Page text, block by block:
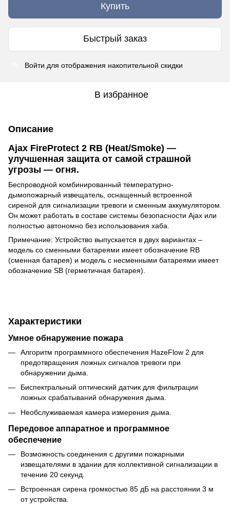
Купить
Быстрый заказ
Войти для отображения накопительной скидки
В избранное
Описание
Ajax FireProtect 2 RB (Heat/Smoke) —
улучшенная защита от самой страшной
угрозы — огня.
Беспроводной комбинированный температурно-
дымопожарный извещатель, оснащенный встроенной
сиреной для сигнализации тревоги и сменным аккумулятором.
Он может работать в составе системы безопасности Ajax или
полностью автономно без использования хаба.
Примечание: Устройство выпускается в двух вариантах –
модель со сменными батареями имеет обозначение RB
(сменная батарея) и модель с несменными батареями имеет
обозначение SB (герметичная батарея).
Характеристики
Умное обнаружение пожара
Алгоритм программного обеспечения HazeFlow 2 для
предотвращения ложных сигналов тревоги при
обнаружении дыма.
Биспектральный оптический датчик для фильтрации
ложных срабатываний обнаружения дыма.
Необслуживаемая камера измерения дыма.
Передовое аппаратное и программное
обеспечение
Возможность соединения с другими пожарными
извещателями в здании для коллективной сигнализации в
течение 20 секунд.
Встроенная сирена громкостью 85 дБ на расстоянии 3 м
от устройства.